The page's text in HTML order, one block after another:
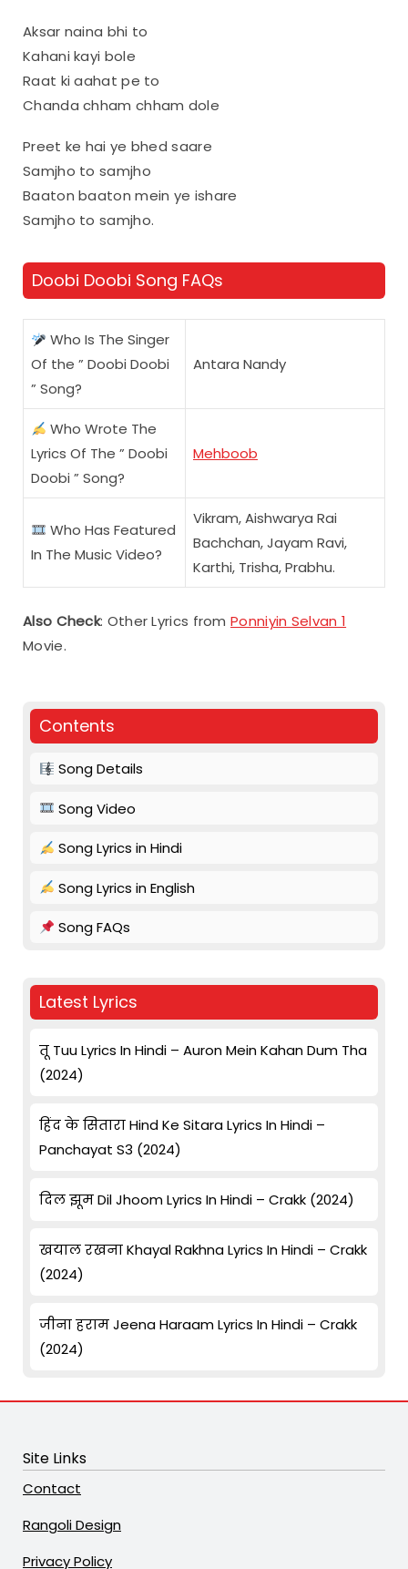
Aksar naina bhi to
Kahani kayi bole
Raat ki aahat pe to
Chanda chham chham dole
Preet ke hai ye bhed saare
Samjho to samjho
Baaton baaton mein ye ishare
Samjho to samjho.
Doobi Doobi Song FAQs
Who Is The Singer
Of the ” Doobi Doobi
” Song?
Antara Nandy
Who Wrote The
Lyrics Of The ” Doobi
Doobi ” Song?
Mehboob
Who Has Featured
In The Music Video?
Vikram, Aishwarya Rai
Bachchan, Jayam Ravi,
Karthi, Trisha, Prabhu.
Also Check: Other Lyrics fromPonniyin Selvan 1
Movie.
Contents
Song Details
Song Video
Song Lyrics in Hindi
Song Lyrics in English
Song FAQs
Latest Lyrics
तू Tuu Lyrics In Hindi – Auron Mein Kahan Dum Tha
(2024)
हिंद के सितारा Hind Ke Sitara Lyrics In Hindi –
Panchayat S3 (2024)
दिल झूम Dil Jhoom Lyrics In Hindi – Crakk (2024)
खयाल रखना Khayal Rakhna Lyrics In Hindi – Crakk
(2024)
जीना हराम Jeena Haraam Lyrics In Hindi – Crakk
(2024)
Site Links
Contact
Rangoli Design
Privacy Policy